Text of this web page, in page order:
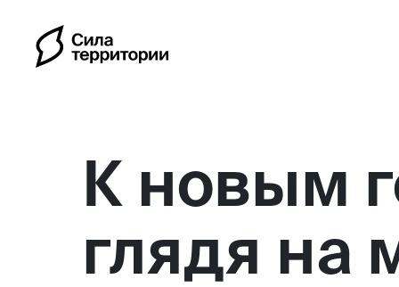
Календарь
К новым
глядя на